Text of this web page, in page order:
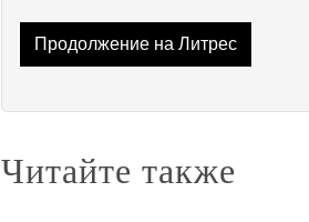
Продолжение на Литрес
Читайте также